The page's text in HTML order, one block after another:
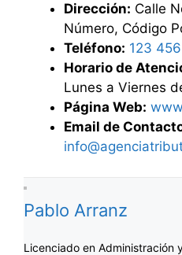
Dirección: Calle
Número, Código
Teléfono: 123
Horario de
Lunes a Viernes
Página Web:
Email de
Pablo Arranz
Licenciado en Administración